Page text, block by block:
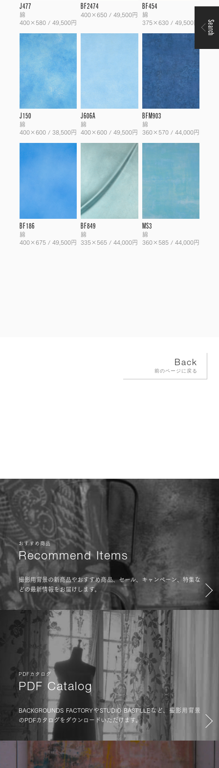
J477
綿
400×580 / 49,500円
BF2474
400×650 / 49,500円
BF454
綿
375×630 / 49,500円
J150
綿
400×600 / 38,500円
J606A
綿
400×600 / 49,500円
BFM903
綿
360×570 / 44,000円
BF186
綿
400×675 / 49,500円
BF849
綿
335×565 / 44,000円
MS3
綿
360×585 / 44,000円
Back
前のページに戻る
Search
おすすめ商品
Recommend Items
撮影用背景の新商品やおすすめ商品、セール、キャンペーン、特集な
どの最新情報をお届けします。
PDFカタログ
PDF Catalog
BACKGROUNDS FACTORYやSTUDIO BASTILLEなど、撮影用背景
のPDFカタログをダウンロードいただけます。